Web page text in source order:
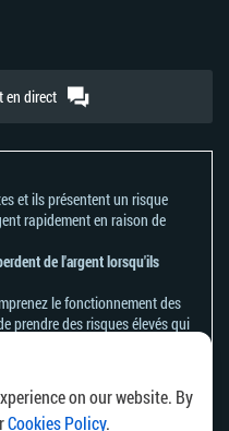
on our website. By
Cookies Policy.
en direct
et ils présentent un risque
rapidement en raison de
de l'argent lorsqu'ils
le fonctionnement des
prendre des risques élevés qui
s'adressent pas aux résidents